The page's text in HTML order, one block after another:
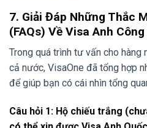
7. Giải Đáp Những Thắc
(FAQs) Về Visa Anh
Trong quá trình tư vấn cho hàng
cả nước, VisaOne đã tổng hợp
để giúp bạn có cái nhìn tổng
Câu hỏi 1: Hộ chiếu trắng